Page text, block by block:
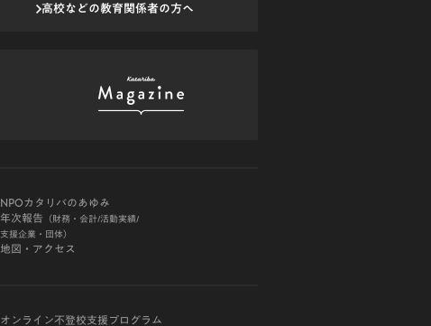
高校などの教育関係者の方へ
NPOカタリバのあゆみ
年次報告 （財務・会計/活動実績/
支援企業・団体）
地図・アクセス
オンライン不登校支援プログラム